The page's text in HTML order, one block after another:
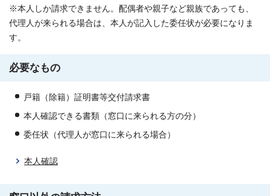
※本人しか請求できません。配偶者や親子など親族であっても、
代理人が来られる場合は、本人が記入した委任状が必要になりま
す。
必要なもの
戸籍（除籍）証明書等交付請求書
本人確認できる書類（窓口に来られる方の分）
委任状（代理人が窓口に来られる場合）
本人確認